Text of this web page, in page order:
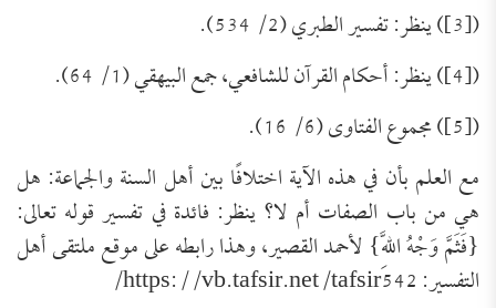
([3]) ينظر: تفسير الطبري (2/ 534).
([4]) ينظر: أحكام القرآن للشافعي، جمع البيهقي (1/ 64).
([5]) مجموع الفتاوى (6/ 16).
مع العلم بأن في هذه الآية اختلافًا بين أهل السنة والجماعة: هل
هي من باب الصفات أم لا؟ ينظر: فائدة في تفسير قوله تعالى:
{فَثَمَّ وَجْهُ اللَّهِ} لأحمد القصير، وهذا رابطه على موقع ملتقى أهل
التفسير: https://vb.tafsir.net/tafsir542/